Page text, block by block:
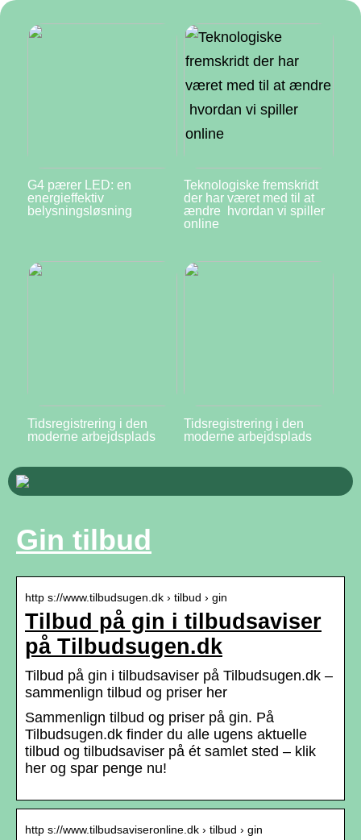
G4 pærer LED: en
energieffektiv
belysningsløsning
Teknologiske fremskridt
der har været med til at
ændre hvordan vi spiller
online
Tidsregistrering i den
moderne arbejdsplads
Tidsregistrering i den
moderne arbejdsplads
Gin tilbud
http s://www.tilbudsugen.dk › tilbud › gin
Tilbud på gin i tilbudsaviser
på Tilbudsugen.dk
Tilbud på gin i tilbudsaviser på Tilbudsugen.dk –
sammenlign tilbud og priser her
Sammenlign tilbud og priser på gin. På
Tilbudsugen.dk finder du alle ugens aktuelle
tilbud og tilbudsaviser på ét samlet sted – klik
her og spar penge nu!
http s://www.tilbudsaviseronline.dk › tilbud › gin